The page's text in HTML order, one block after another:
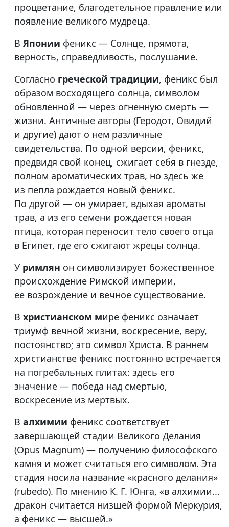
процветание, благодетельное правление или
появление великого мудреца.
В Японии феникс — Солнце, прямота,
верность, справедливость, послушание.
Согласно греческой традиции, феникс был
образом восходящего солнца, символом
обновленной — через огненную смерть —
жизни. Античные авторы (Геродот, Овидий
и другие) дают о нем различные
свидетельства. По одной версии, феникс,
предвидя свой конец, сжигает себя в гнезде,
полном ароматических трав, но здесь же
из пепла рождается новый феникс.
По другой — он умирает, вдыхая ароматы
трав, а из его семени рождается новая
птица, которая переносит тело своего отца
в Египет, где его сжигают жрецы солнца.
У римлян он символизирует божественное
происхождение Римской империи,
ее возрождение и вечное существование.
В христианском мире феникс означает
триумф вечной жизни, воскресение, веру,
постоянство; это символ Христа. В раннем
христианстве феникс постоянно встречается
на погребальных плитах: здесь его
значение — победа над смертью,
воскресение из мертвых.
В алхимии феникс соответствует
завершающей стадии Великого Делания
(Opus Magnum) — получению философского
камня и может считаться его символом. Эта
стадия носила название «красного делания»
(rubedo). По мнению К. Г. Юнга, «в алхимии...
дракон считается низшей формой Меркурия,
а феникс — высшей.»